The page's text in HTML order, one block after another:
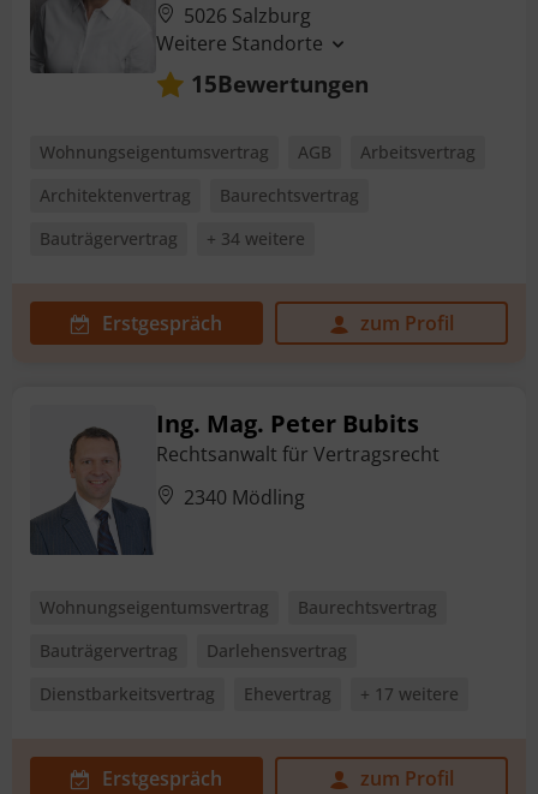
5026 Salzburg
Weitere Standorte
15Bewertungen
Wohnungseigentumsvertrag AGB
Arbeitsvertrag
Architektenvertrag
Baurechtsvertrag
Bauträgervertrag
+ 34 weitere
Erstgespräch zum Profil
Ing. Mag. Peter Bubits
Rechtsanwalt für Vertragsrecht
2340 Mödling
Wohnungseigentumsvertrag
Baurechtsvertrag
Bauträgervertrag
Darlehensvertrag
Dienstbarkeitsvertrag
Ehevertrag + 17 weitere
Erstgespräch zum Profil